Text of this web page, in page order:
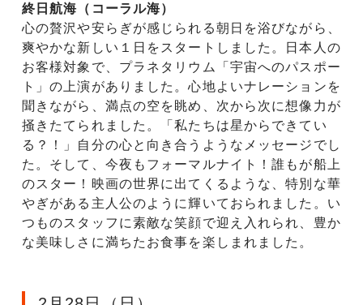
終日航海（コーラル海）
心の贅沢や安らぎが感じられる朝日を浴びながら、
爽やかな新しい１日をスタートしました。日本人の
お客様対象で、プラネタリウム「宇宙へのパスポー
ト」の上演がありました。心地よいナレーションを
聞きながら、満点の空を眺め、次から次に想像力が
掻きたてられました。「私たちは星からできてい
る？！」自分の心と向き合うようなメッセージでし
た。そして、今夜もフォーマルナイト！誰もが船上
のスター！映画の世界に出てくるような、特別な華
やぎがある主人公のように輝いておられました。い
つものスタッフに素敵な笑顔で迎え入れられ、豊か
な美味しさに満ちたお食事を楽しまれました。